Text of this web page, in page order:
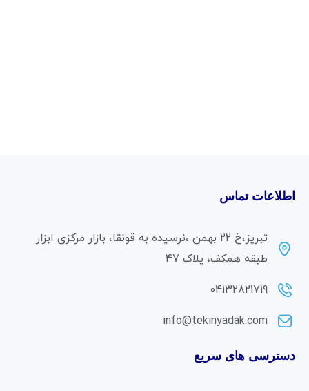
اطلاعات تماس
تبریز،خ ۲۲ بهمن ،نرسیده به قونقا، بازار مرکزی ابزار
طبقه همکف، پلاک 47
04132821719
info@tekinyadak.com
دسترسی های سریع